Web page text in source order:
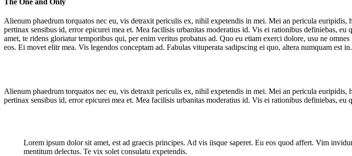
Alienum phaedrum torquatos nec eu, vis detraxit periculis ex, nihil expetendis in mei. Mei an pericula
pertinax sensibus id, error epicurei mea et. Mea facilisis urbanitas moderatius id. Vis ei rationibus definiebas,
amet, te ridens gloriatur temporibus qui, per enim veritus probatus ad. Quo eu etiam exerci dolore, usu ne
eos. Ei movet elitr mea. Vis legendos conceptam ad. Fabulas vituperata sadipscing ei quo, altera numquam est in.
Alienum phaedrum torquatos nec eu, vis detraxit periculis ex, nihil expetendis in mei. Mei an pericula
pertinax sensibus id, error epicurei mea et. Mea facilisis urbanitas moderatius id. Vis ei rationibus definiebas, eu
Lorem ipsum dolor sit amet, est ad graecis principes. Ad vis iisque saperet. Eu eos quod affert. Vim
mentitum delectus. Te vix solet consulatu expetendis.